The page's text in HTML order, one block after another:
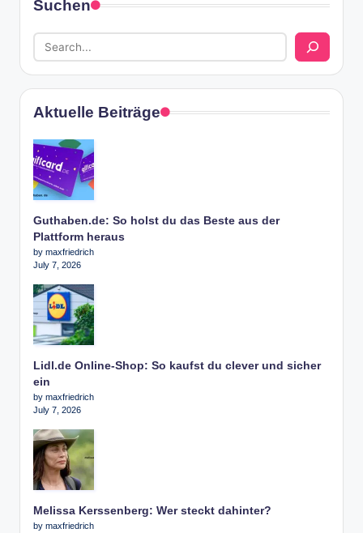
Suchen
Aktuelle Beiträge
Guthaben.de: So holst du das Beste aus der
Plattform heraus
by maxfriedrich
July 7, 2026
Lidl.de Online-Shop: So kaufst du clever und sicher
ein
by maxfriedrich
July 7, 2026
Melissa Kerssenberg: Wer steckt dahinter?
by maxfriedrich